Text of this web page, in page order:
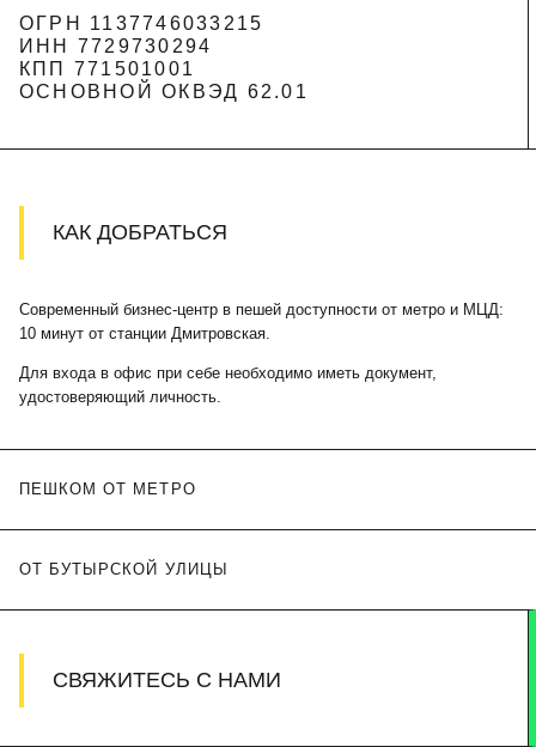
ОГРН 1137746033215
ИНН 7729730294
КПП 771501001
ОСНОВНОЙ ОКВЭД 62.01
КАК ДОБРАТЬСЯ
Современный бизнес-центр в пешей доступности от метро и МЦД:
10 минут от станции Дмитровская.
Для входа в офис при себе необходимо иметь документ,
удостоверяющий личность.
ПЕШКОМ ОТ МЕТРО
ОТ БУТЫРСКОЙ УЛИЦЫ
СВЯЖИТЕСЬ С НАМИ